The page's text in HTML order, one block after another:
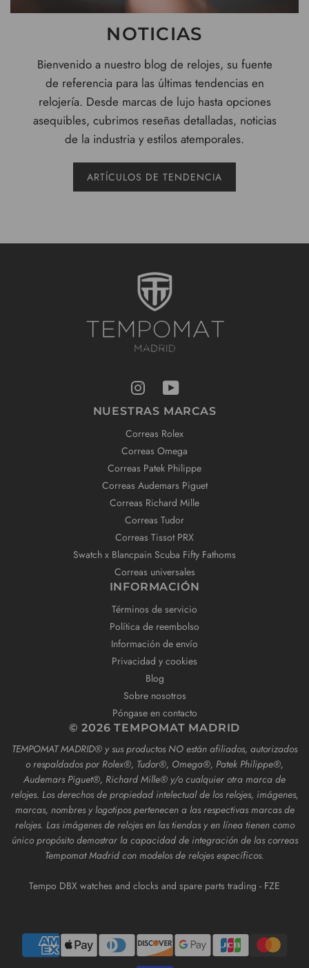
NOTICIAS
Bienvenido a nuestro blog de relojes, su fuente
de referencia para las últimas tendencias en
relojería. Desde marcas de lujo hasta opciones
asequibles, cubrimos reseñas detalladas, noticias
de la industria y estilos atemporales.
ARTÍCULOS DE TENDENCIA
NUESTRAS MARCAS
Correas Rolex
Correas Omega
Correas Patek Philippe
Correas Audemars Piguet
Correas Richard Mille
Correas Tudor
Correas Tissot PRX
Swatch x Blancpain Scuba Fifty Fathoms
Correas universales
INFORMACIÓN
Términos de servicio
Política de reembolso
Información de envío
Privacidad y cookies
Blog
Sobre nosotros
Póngase en contacto
© 2026 TEMPOMAT MADRID
TEMPOMAT MADRID®️ y sus productos NO están afiliados, autorizados
o respaldados por Rolex®️, Tudor®️, Omega®️, Patek Philippe®️,
Audemars Piguet®️, Richard Mille®️ y/o cualquier otra marca de
relojes. Los derechos de propiedad intelectual de los relojes, imágenes,
marcas, nombres y logotipos pertenecen a las respectivas marcas de
relojes. Las imágenes de relojes en las tiendas y en línea tienen como
único propósito demostrar la capacidad de integración de las correas
Tempomat Madrid con modelos de relojes específicos.
Tempo DBX watches and clocks and spare parts trading - FZE